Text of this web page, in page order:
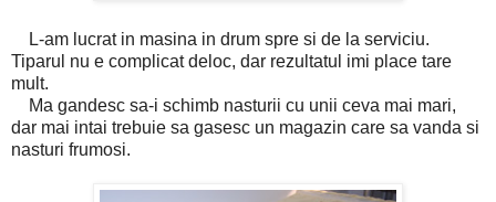
L-am lucrat in masina in drum spre si de la serviciu.
Tiparul nu e complicat deloc, dar rezultatul imi place tare
mult.
Ma gandesc sa-i schimb nasturii cu unii ceva mai mari,
dar mai intai trebuie sa gasesc un magazin care sa vanda si
nasturi frumosi.